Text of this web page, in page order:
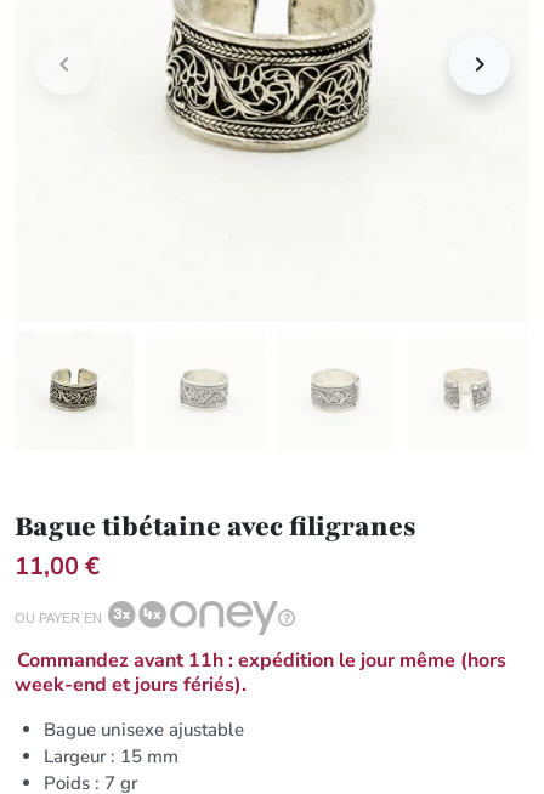
 
Bague tibétaine avec filigranes
11,00 €
OU PAYER EN
Commandez avant 11h : expédition le jour même (hors
week-end et jours fériés).
Bague unisexe ajustable
Largeur : 15 mm
Poids : 7 gr